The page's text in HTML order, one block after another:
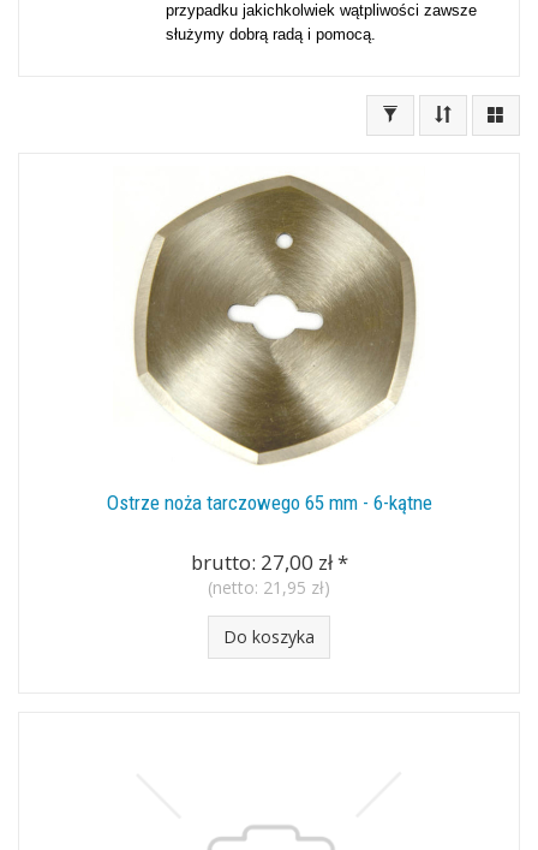
przypadku jakichkolwiek wątpliwości zawsze
służymy dobrą radą i pomocą.
Ostrze noża tarczowego 65 mm - 6-kątne
brutto: 27,00 zł*
(netto: 21,95 zł)
Do koszyka